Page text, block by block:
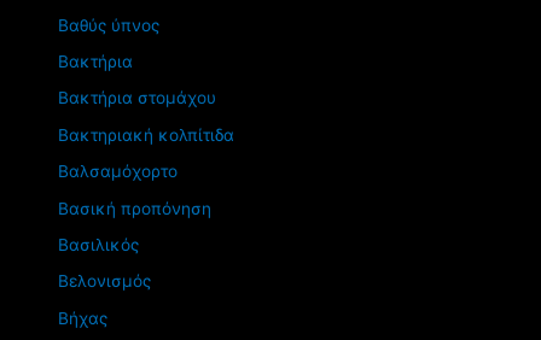
Βαθύς ύπνος
Βακτήρια
Βακτήρια στομάχου
Βακτηριακή κολπίτιδα
Βαλσαμόχορτο
Βασική προπόνηση
Βασιλικός
Βελονισμός
Βήχας